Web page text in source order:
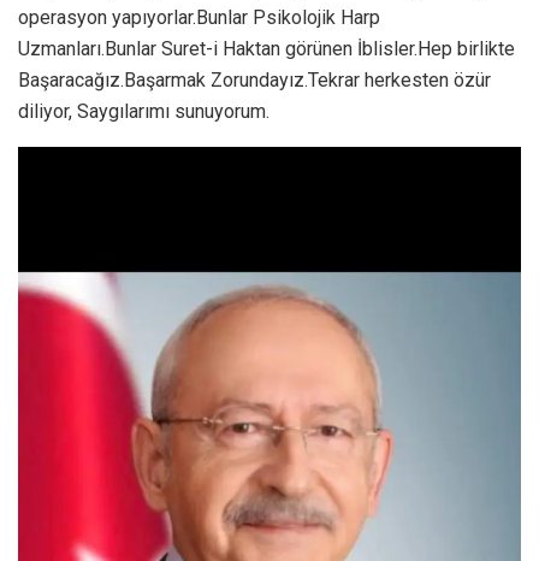
operasyon yapıyorlar.Bunlar Psikolojik Harp
Uzmanları.Bunlar Suret-i Haktan görünen İblisler.Hep birlikte
Başaracağız.Başarmak Zorundayız.Tekrar herkesten özür
diliyor, Saygılarımı sunuyorum.